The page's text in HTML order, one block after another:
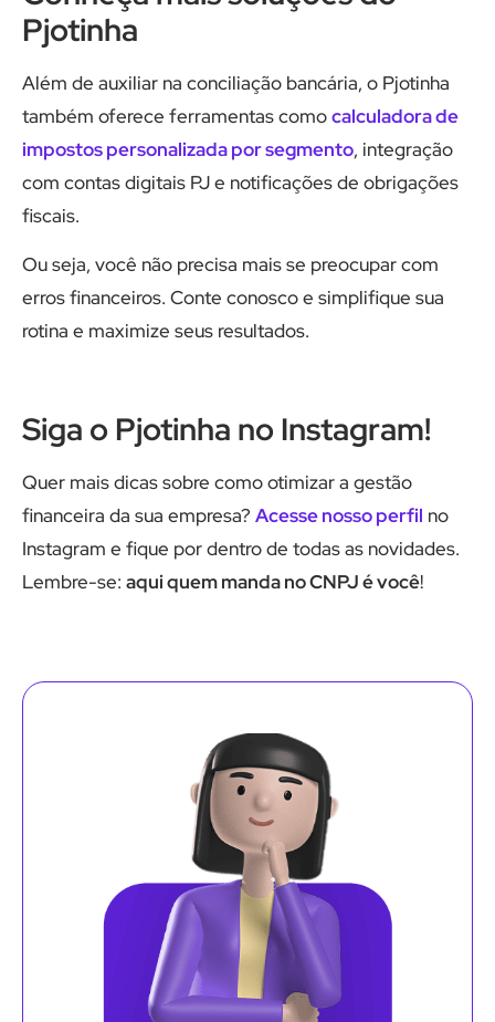
Pjotinha
Além de auxiliar na conciliação bancária, o Pjotinha
também oferece ferramentas comocalculadora de
impostos personalizada por segmento, integração
com contas digitais PJ e notificações de obrigações
fiscais.
Ou seja, você não precisa mais se preocupar com
erros financeiros. Conte conosco e simplifique sua
rotina e maximize seus resultados.
Siga o Pjotinha no Instagram!
Quer mais dicas sobre como otimizar a gestão
financeira da sua empresa? Acesse nosso perfil no
Instagram e fique por dentro de todas as novidades.
Lembre-se: aqui quem manda no CNPJ é você!